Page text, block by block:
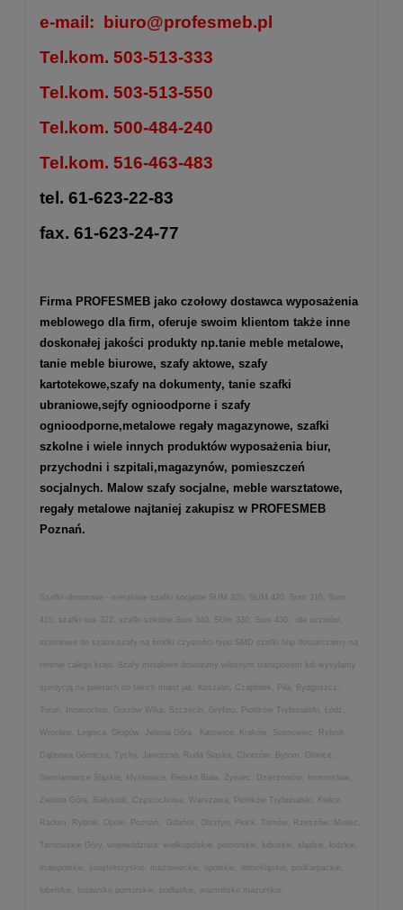
e-mail: biuro@profesmeb.pl
Tel.kom. 503-513-333
Tel.kom. 503-513-550
Tel.kom. 500-484-240
Tel.kom. 516-463-483
tel. 61-623-22-83
fax. 61-623-24-77
Firma PROFESMEB jako czołowy dostawca wyposażenia
meblowego dla firm, oferuje swoim klientom także inne
doskonałej jakości produkty np.tanie meble metalowe,
tanie meble biurowe, szafy aktowe, szafy
kartotekowe,szafy na dokumenty, tanie szafki
ubraniowe,sejfy ognioodporne i szafy
ognioodporne,metalowe regały magazynowe, szafki
szkolne i wiele innych produktów wyposażenia biur,
przychodni i szpitali,magazynów, pomieszczeń
socjalnych. Malow szafy socjalne, meble warsztatowe,
regały metalowe najtaniej zakupisz w PROFESMEB
Poznań.
Szafki ubraniowe - metalowe szafki socjalne SUM 320, SUM 420, Sum 310, Sum
410, szafki sus 322, szafki szkolne,Sum 340, SUm 330, Sum 430, dla uczniów,
szatniowe do szatni,szafy na środki czystości typu SMD szafki bhp dostarczamy na
terenie całego kraju. Szafy metalowe dowozimy własnym transportem lub wysyłamy
spedycją na paletach do takich miast jak: Koszalin, Czaplinek, Piła, Bydgoszcz,
Toruń, Inowrocław, Gorzów Wlkp, Szczecin, Gryfino, Piotrków Trybunalski, Łódź,
Wrocław, Legnica, Głogów, Jelenia Góra, Katowice, Kraków, Sosnowiec, Rybnik,
Dąbrowa Górnicza, Tychy, Jaworzno, Ruda Śląska, Chorzów, Bytom, Gliwice,
Siemianowice Śląskie, Mysłowice, Bielsko Biała, Żywiec, Dzierżoniów, Inowrocław,
Zielona Góra, Białystok, Częstochowa, Warszawa, Piotrków Trybunalski, Kielce,
Radom, Rybnik, Opole, Poznań, Gdańsk, Olsztyn, Płock, Tarnów, Rzeszów, Mielec,
Tarnowskie Góry, województwa: wielkopolskie, pomorskie, lubuskie, śląskie, łódzkie,
małopolskie, świętokrzyskie, mazowieckie, opolskie, dolnośląskie, podkarpackie,
lubelskie, kujawsko pomorskie, podlaskie, warmińsko mazurskie.